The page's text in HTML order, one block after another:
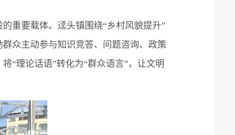
重要载体。迳头镇围绕“乡村风貌提升”
众主动参与知识竞答、问题咨询、政策
“理论话语”转化为“群众语言”，让文明